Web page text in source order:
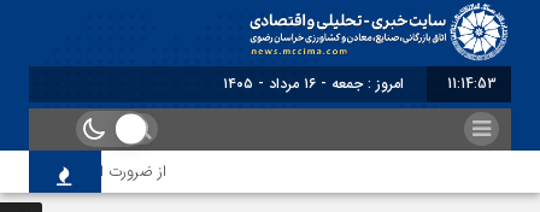
11:14:53 امروز : جمعه - ۱۶ مرداد - ۱۴۰۵
از ضرورت اصلاح رویه‌های